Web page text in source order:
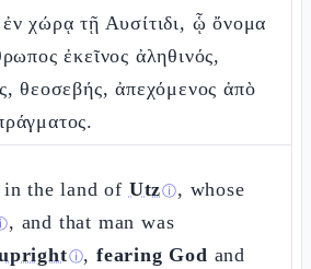
χώρᾳ τῇ Αυσίτιδι, ᾧ ὄνομα
ἐκεῖνος ἀληθινός,
θεοσεβής, ἀπεχόμενος ἀπὸ
in the land of Utzⓘ, whose
, and that man was
ⓘ,fearing God and